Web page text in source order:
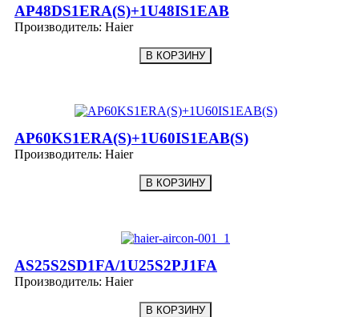
AP48DS1ERA(S)+1U48IS1EAB
Производитель: Haier
AP60KS1ERA(S)+1U60IS1EAB(S)
Производитель: Haier
AS25S2SD1FA/1U25S2PJ1FA
Производитель: Haier